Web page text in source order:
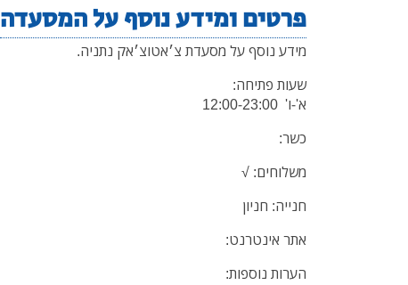
פרטים ומידע נוסף על המסעדה
מידע נוסף על מסעדת צ׳אטוצ׳אק נתניה.
שעות פתיחה:
א'-ו' 12:00-23:00
כשר:
משלוחים: √
חנייה: חניון
אתר אינטרנט:
הערות נוספות: